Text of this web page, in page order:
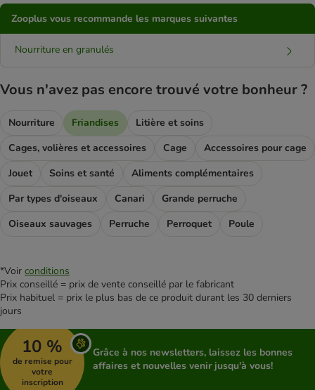
Zooplus vous recommande les marques suivantes
Nourriture en granulés
Vous n'avez pas encore trouvé votre bonheur ?
Nourriture Friandises
Litière et soins
Cages, volières et accessoires
Cage
Accessoires pour cage
Jouet
Soins et santé
Aliments complémentaires
Par types d'oiseaux
Canari
Grande perruche
Oiseaux sauvages
Perruche Perroquet Poule
*Voir conditions
Prix conseillé = prix de vente conseillé par le fabricant
Prix habituel = prix le plus bas de ce produit durant les 30 derniers
jours
10 %
de remise pour
votre
inscription
Grâce à nos newsletters, laissez les bonnes
affaires et nouvelles venir jusqu'à vous!